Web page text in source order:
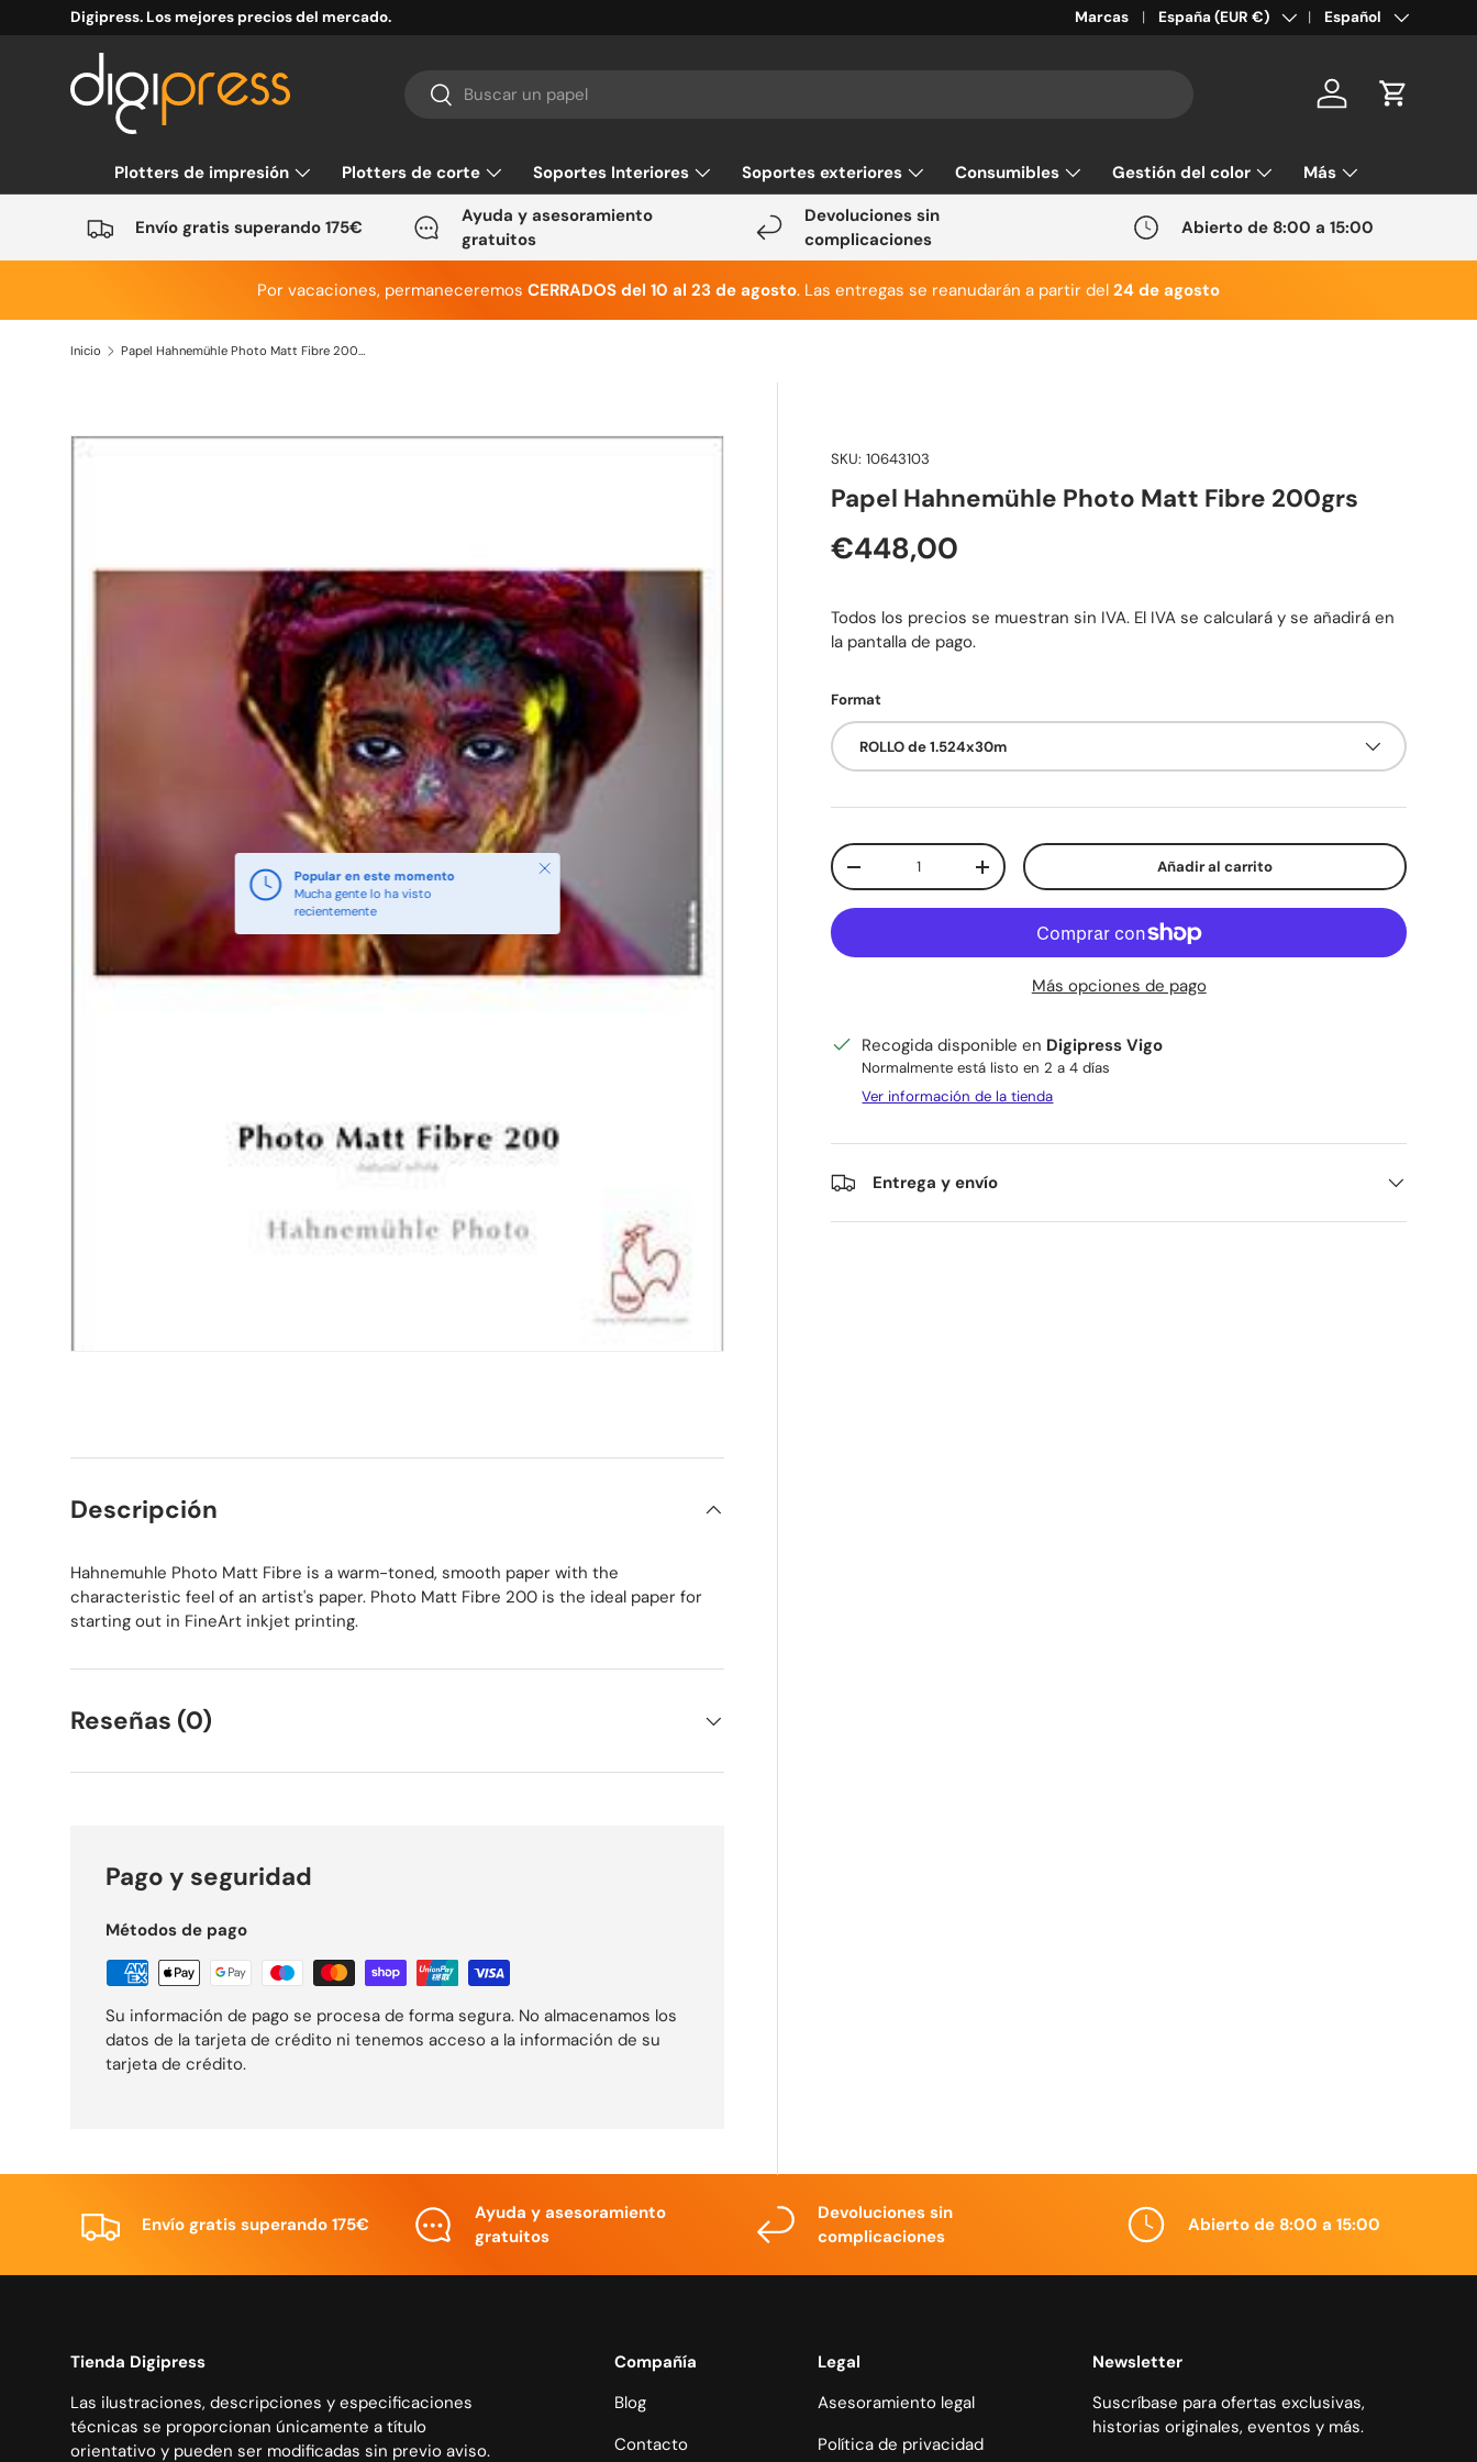
Digipress. Los mejores precios del mercado. Marcas País/Región
España (EUR €) IdiomaEspañol
Buscar
Buscar Cuenta Carrito
Plotters de impresión Plotters de corte Soportes Interiores Soportes exteriores Consumibles Gestión del color Más
Envío gratis superando 175€
Ayuda y asesoramiento
gratuitos
Devoluciones sin
complicaciones
Abierto de 8:00 a 15:00
Por vacaciones, permaneceremos CERRADOS del 10 al 23 de agosto. Las entregas se reanudarán a partir del 24 de agosto
Inicio Papel Hahnemühle Photo Matt Fibre 200grs
Popular en este momento
Mucha gente lo ha visto
recientemente
Cerrar
SKU: 10643103
Papel Hahnemühle Photo Matt Fibre 200grs
Precio normal
€448,00
Todos los precios se muestran sin IVA. El IVA se calculará y se añadirá en
la pantalla de pago.
Format
ROLLO de 1.524x30m
Cant.
Disminuir cantidadAumentar la cantidad Añadir al carrito
Más opciones de pago
Recogida disponible en Digipress Vigo
Normalmente está listo en 2 a 4 días
Ver información de la tienda
Entrega y envío
Descripción
Hahnemuhle Photo Matt Fibre is a warm-toned, smooth paper with the
characteristic feel of an artist's paper. Photo Matt Fibre 200 is the ideal paper for
starting out in FineArt inkjet printing.
Reseñas (0)
Pago y seguridad
Métodos de pago
Su información de pago se procesa de forma segura. No almacenamos los
datos de la tarjeta de crédito ni tenemos acceso a la información de su
tarjeta de crédito.
Envío gratis superando 175€
Ayuda y asesoramiento
gratuitos
Devoluciones sin
complicaciones
Abierto de 8:00 a 15:00
Tienda Digipress
Las ilustraciones, descripciones y especificaciones
técnicas se proporcionan únicamente a título
orientativo y pueden ser modificadas sin previo aviso.
Compañía
Blog
Contacto
Legal
Asesoramiento legal
Política de privacidad
Newsletter
Suscríbase para ofertas exclusivas,
historias originales, eventos y más.